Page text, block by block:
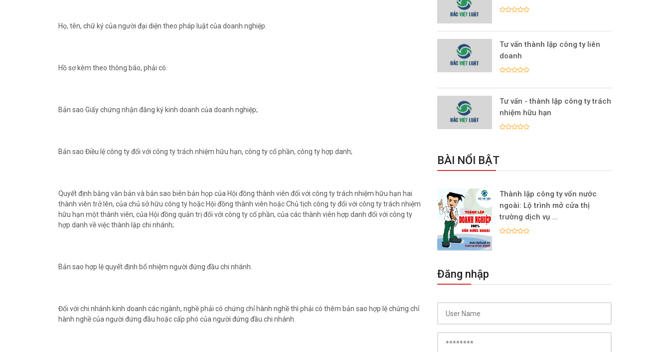
Họ, tên, chữ ký của người đại diện theo pháp luật của doanh nghiệp.
Hồ sơ kèm theo thông báo, phải có:
Bản sao Giấy chứng nhận đăng ký kinh doanh của doanh nghiệp;
Bản sao Điều lệ công ty đối với công ty trách nhiệm hữu hạn, công ty cổ phần, công ty hợp danh;
Quyết định bằng văn bản và bản sao biên bản họp của Hội đồng thành viên đối với công ty trách nhiệm hữu hạn hai
thành viên trở lên, của chủ sở hữu công ty hoặc Hội đồng thành viên hoặc Chủ tịch công ty đối với công ty trách nhiệm
hữu hạn một thành viên, của Hội đồng quản trị đối với công ty cổ phần, của các thành viên hợp danh đối với công ty
hợp danh về việc thành lập chi nhánh;
Bản sao hợp lệ quyết định bổ nhiệm người đứng đầu chi nhánh.
Đối với chi nhánh kinh doanh các ngành, nghề phải có chứng chỉ hành nghề thì phải có thêm bản sao hợp lệ chứng chỉ
hành nghề của người đứng đầu hoặc cấp phó của người đứng đầu chi nhánh.
Tư vấn thành lập công ty liên
doanh
Tư vấn - thành lập công ty trách
nhiệm hữu hạn
BÀI NỔI BẬT
Thành lập công ty vốn nước
ngoài: Lộ trình mở cửa thị
trường dịch vụ ...
Đăng nhập